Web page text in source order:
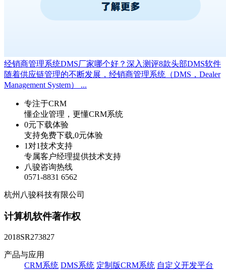
经销商管理系统DMS厂家哪个好？深入测评8款头部DMS软件
随着供应链管理的不断发展，经销商管理系统（DMS，Dealer
Management System） ...
专注于CRM
懂企业管理，更懂CRM系统
0元下载体验
支持免费下载,0元体验
1对1技术支持
专属客户经理提供技术支持
八骏咨询热线
0571-8831 6562
杭州八骏科技有限公司
计算机软件著作权
2018SR273827
产品与应用
CRM系统 DMS系统 定制版CRM系统 自定义开发平台